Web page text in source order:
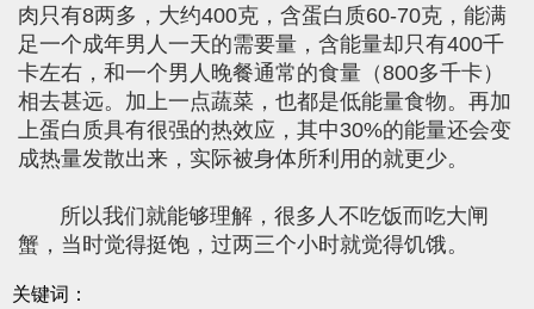
肉只有8两多，大约400克，含蛋白质60-70克，能满
足一个成年男人一天的需要量，含能量却只有400千
卡左右，和一个男人晚餐通常的食量（800多千卡）
相去甚远。加上一点蔬菜，也都是低能量食物。再加
上蛋白质具有很强的热效应，其中30%的能量还会变
成热量发散出来，实际被身体所利用的就更少。
所以我们就能够理解，很多人不吃饭而吃大闸
蟹，当时觉得挺饱，过两三个小时就觉得饥饿。
关键词：